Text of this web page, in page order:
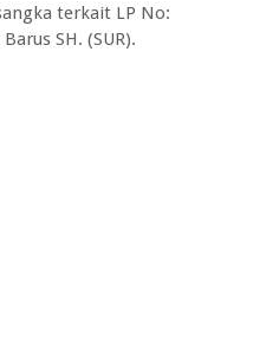
terkait LP No:
SH. (SUR).